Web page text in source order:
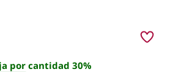
por cantidad 30%